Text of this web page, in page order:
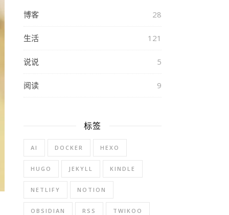
博客 28
生活 121
说说 5
阅读 9
标签
AI DOCKER HEXO
HUGO JEKYLL KINDLE
NETLIFY NOTION
OBSIDIAN RSS TWIKOO